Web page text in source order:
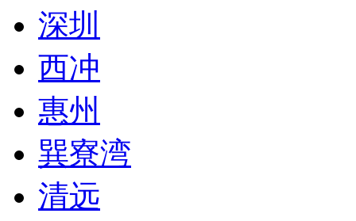
深圳
西冲
惠州
巽寮湾
清远